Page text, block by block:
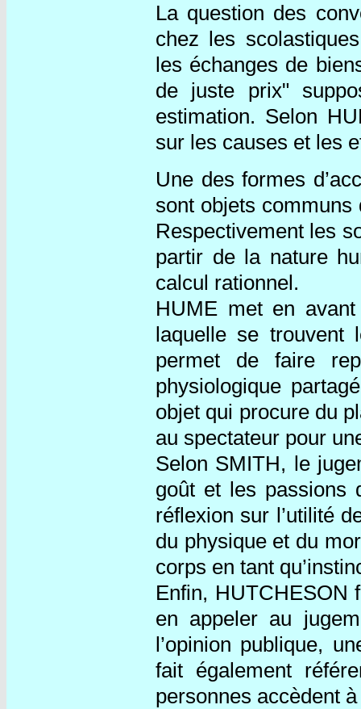
La question des
chez les
les échanges de
de juste prix"
estimation. Selon
sur les causes et les
Une des formes
sont objets
Respectivement les
partir de la nature
calcul rationnel.
HUME met en
laquelle se trouvent
permet de faire
physiologique
objet qui procure du
au spectateur pour
Selon SMITH, le
goût et les passions
réflexion sur l’utilité
du physique et du
corps en tant
Enfin, HUTCHESON
en appeler au
l’opinion publique,
fait également
personnes accèdent